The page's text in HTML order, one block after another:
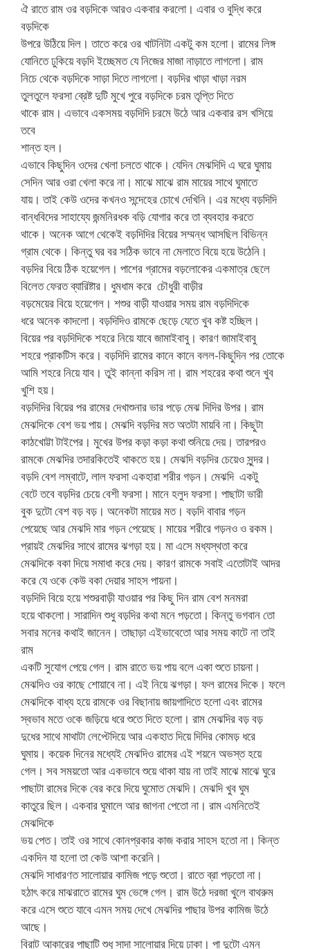
ঐ রাতে রাম ওর বড়দিকে আরও একবার করলো। এবার ও বুদ্ধি করে
বড়দিকে
উপরে উঠিয়ে দিল। তাতে করে ওর খাটনিটা একটু কম হলো। রামের লিঙ্গ
যোনিতে ঢুকিয়ে বড়দি ইচ্ছেমত যে নিজের মাজা নাড়াতে লাগলো। রাম
নিচে থেকে বড়দিকে সাড়া দিতে লাগলো। বড়দির খাড়া খাড়া নরম
তুলতুলে ফরসা ব্রেষ্ট দুটি মুখে পুরে বড়দিকে চরম তৃপ্তি দিতে
থাকে রাম। এভাবে একসময় বড়দিদি চরমে উঠে আর একবার রস খসিয়ে
তবে
শান্ত হল।
এভাবে কিছুদিন ওদের খেলা চলতে থাকে। যেদিন মেঝদিদি এ ঘরে ঘুমায়
সেদিন আর ওরা খেলা করে না। মাঝে মাঝে রাম মায়ের সাথে ঘুমাতে
যায়। তাই কেউ ওদের কখনও সন্দেহের চোখে দেখিনি। এর মধ্যে বড়দিদি
বান্ধবিদের সাহায্যে জন্মনিরধক বড়ি যোগার করে তা ব্যবহার করতে
থাকে। অনেক আগে থেকেই বড়দিদির বিয়ের সম্মন্ধ আসছিল বিভিন্ন
গ্রাম থেকে। কিন্তু ঘর বর সঠিক ভাবে না মেলাতে বিয়ে হয়ে উঠেনি।
বড়দির বিয়ে ঠিক হয়েগেল। পাশের গ্রামের বড়লোকের একমাত্র ছেলে
বিলেত ফেরত ব্যারিষ্টার। ধুমধাম করে চৌধুরী বাড়ীর
বড়মেয়ের বিয়ে হয়েগেল। শশুর বাড়ী যাওয়ার সময় রাম বড়দিদিকে
ধরে অনেক কাদলো। বড়দিদিও রামকে ছেড়ে যেতে খুব কষ্ট হচ্ছিল।
বিয়ের পর বড়দিদিকে শহরে নিয়ে যাবে জামাইবাবু। কারণ জামাইবাবু
শহরে প্রাকটিস করে। বড়দিদি রামের কানে কানে বলল-কিছুদিন পর তোকে
আমি শহরে নিয়ে যাব। তুই কান্না করিস না। রাম শহরের কথা শুনে খুব
খুশি হয়।
বড়দিদির বিয়ের পর রামের দেখাশুনার ভার পড়ে মেঝ দিদির উপর। রাম
মেঝদিকে বেশ ভয় পায়। মেঝদি বড়দির মত অতটা মায়বি না। কিছুটা
কাঠখোট্টা টাইপের। মুখের উপর কড়া কড়া কথা শুনিয়ে দেয়। তারপরও
রামকে মেঝদির তদারকিতেই থাকতে হয়। মেঝদি বড়দির চেয়েও সুন্দর।
বড়দি বেশ লম্বাটে, লাল ফরসা একহারা শরীর গড়ন। মেঝদি একটু
বেটে তবে বড়দির চেয়ে বেশী ফরসা। মানে হলুদ ফরসা। পাছাটা ভারী
বুক দুটো বেশ বড় বড়। অনেকটা মায়ের মত। বড়দি বাবার গড়ন
পেয়েছে আর মেঝদি মার গড়ন পেয়েছে। মায়ের শরীরে গড়নও ও রকম।
প্রায়ই মেঝদির সাথে রামের ঝগড়া হয়। মা এসে মধ্যস্থতা করে
মেঝদিকে বকা দিয়ে সমাধা করে দেয়। কারণ রামকে সবাই এতোটাই আদর
করে যে ওকে কেউ বকা দেয়ার সাহস পায়না।
বড়দিদি বিয়ে হয়ে শশুরবাড়ী যাওয়ার পর কিছু দিন রাম বেশ মনমরা
হয়ে থাকলো। সারাদিন শুধু বড়দির কথা মনে পড়তো। কিন্তু ভগবান তো
সবার মনের কথাই জানেন। তাছাড়া এইভাবেতো আর সময় কাটে না তাই
রাম
একটি সুযোগ পেয়ে গেল। রাম রাতে ভয় পায় বলে একা শুতে চায়না।
মেঝদিও ওর কাছে শোয়াবে না। এই নিয়ে ঝগড়া। ফল রামের দিকে। ফলে
মেঝদিকে বাধ্য হয়ে রামকে ওর বিছানায় জায়গাদিতে হলো এবং রামের
স্বভাব মতে ওকে জড়িয়ে ধরে শুতে দিতে হলো। রাম মেঝদির বড় বড়
দুধের সাথে মাথাটা লেপ্টেদিয়ে আর একহাত দিয়ে দিদির কোমড় ধরে
ঘুমায়। কয়েক দিনের মধ্যেই মেঝদিও রামের এই শয়নে অভস্ত হয়ে
গেল। সব সময়তো আর একভাবে শুয়ে থাকা যায় না তাই মাঝে মাঝে ঘুরে
পাছাটা রামের দিকে বের করে দিয়ে ঘুমোত মেঝদি। মেঝদি খুব ঘুম
কাতুরে ছিল। একবার ঘুমালে আর জাগনা পেতো না। রাম এমনিতেই
মেঝদিকে
ভয় পেত। তাই ওর সাথে কোনপ্রকার কাজ করার সাহস হতো না। কিন্ত
একদিন যা হলো তা কেউ আশা করেনি।
মেঝদি সাধারণত সালোয়ার কামিজ পড়ে শুতো। রাতে ব্রা পড়তো না।
হঠাৎ করে মাঝরাতে রামের ঘুম ভেঙ্গে গেল। রাম উঠে দরজা খুলে বাথরুম
করে এসে শুতে যাবে এমন সময় দেখে মেঝদির পাছার উপর কামিজ উঠে
আছে।
বিরাট আকারের পাছাটি শুধু সাদা সালোয়ার দিয়ে ঢাকা। পা দুটো এমন